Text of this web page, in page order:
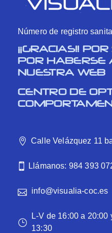
Número de registro
¡¡GRACIAS!!
POR HABERSE
NUESTRA WEB
CENTRO DE
Calle Velázquez 11
Llámanos: 984 393
info@visualia-coc.es
L-V de 16:00 a 20:00
13:30